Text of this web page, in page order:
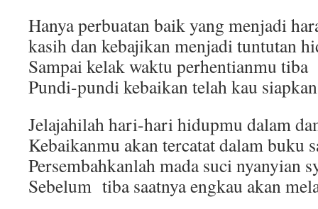
Hanya perbuatan baik yang menjadi
kasih dan kebajikan menjadi tuntutan
Sampai kelak waktu perhentianmu tiba
Pundi-pundi kebaikan telah kau siapkan
Jelajahilah hari-hari hidupmu dalam
Kebaikanmu akan tercatat dalam buku
Persembahkanlah mada suci nyanyian
Sebelum tiba saatnya engkau akan